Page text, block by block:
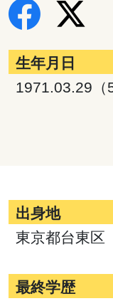
生年月日
1971.03.29（
出身地
東京都台東区
最終学歴